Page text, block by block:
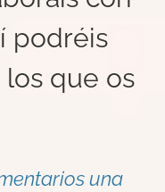
podréis
que os
una